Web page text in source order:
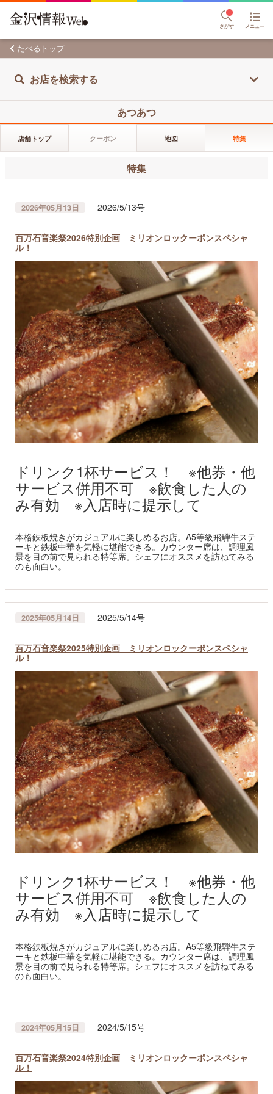
さがす メニュー
たべるトップ
お店を検索する
あつあつ
店舗トップ クーポン 地図 特集
特集
2026年05月13日 2026/5/13号
百万石音楽祭2026特別企画 ミリオンロックーポンスペシャ
ル！
ドリンク1杯サービス！ ※他券・他
サービス併用不可 ※飲食した人の
み有効 ※入店時に提示して
本格鉄板焼きがカジュアルに楽しめるお店。A5等級飛騨牛ステ
ーキと鉄板中華を気軽に堪能できる。カウンター席は、調理風
景を目の前で見られる特等席。シェフにオススメを訪ねてみる
のも面白い。
2025年05月14日 2025/5/14号
百万石音楽祭2025特別企画 ミリオンロックーポンスペシャ
ル！
ドリンク1杯サービス！ ※他券・他
サービス併用不可 ※飲食した人の
み有効 ※入店時に提示して
本格鉄板焼きがカジュアルに楽しめるお店。A5等級飛騨牛ステ
ーキと鉄板中華を気軽に堪能できる。カウンター席は、調理風
景を目の前で見られる特等席。シェフにオススメを訪ねてみる
のも面白い。
2024年05月15日 2024/5/15号
百万石音楽祭2024特別企画 ミリオンロックーポンスペシャ
ル！